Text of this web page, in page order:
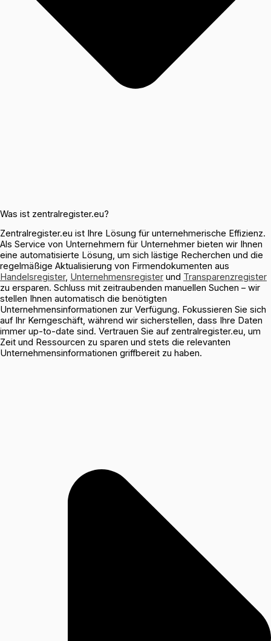
Was ist zentralregister.eu?
Zentralregister.eu ist Ihre Lösung für unternehmerische Effizienz.
Als Service von Unternehmern für Unternehmer bieten wir Ihnen
eine automatisierte Lösung, um sich lästige Recherchen und die
regelmäßige Aktualisierung von Firmendokumenten aus
Handelsregister, Unternehmensregister und Transparenzregister
zu ersparen. Schluss mit zeitraubenden manuellen Suchen – wir
stellen Ihnen automatisch die benötigten
Unternehmensinformationen zur Verfügung. Fokussieren Sie sich
auf Ihr Kerngeschäft, während wir sicherstellen, dass Ihre Daten
immer up-to-date sind. Vertrauen Sie auf zentralregister.eu, um
Zeit und Ressourcen zu sparen und stets die relevanten
Unternehmensinformationen griffbereit zu haben.